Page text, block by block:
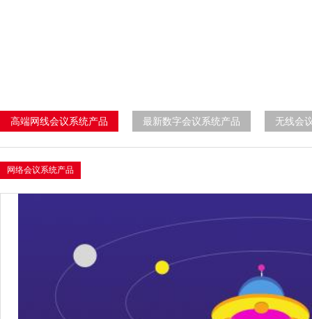
高端网线会议系统产品 最新数字会议系统产品 无线会
网络会议系统产品